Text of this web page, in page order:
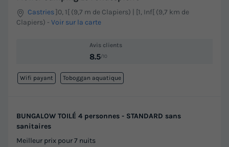
Castries]0, 1[ (9,7 m de Clapiers) | [1, Inf[ (9,7 km de
Clapiers) - Voir sur la carte
Avis clients
8.5/10
Wifi payant Toboggan aquatique
BUNGALOW TOILÉ 4 personnes - STANDARD sans
sanitaires
Meilleur prix pour 7 nuits